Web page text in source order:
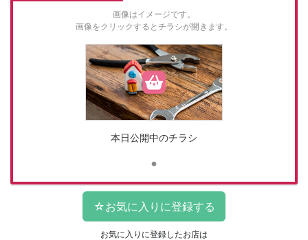
画像はイメージです。
画像をクリックするとチラシが開きます。
本日公開中のチラシ
お気に入りに登録したお店は